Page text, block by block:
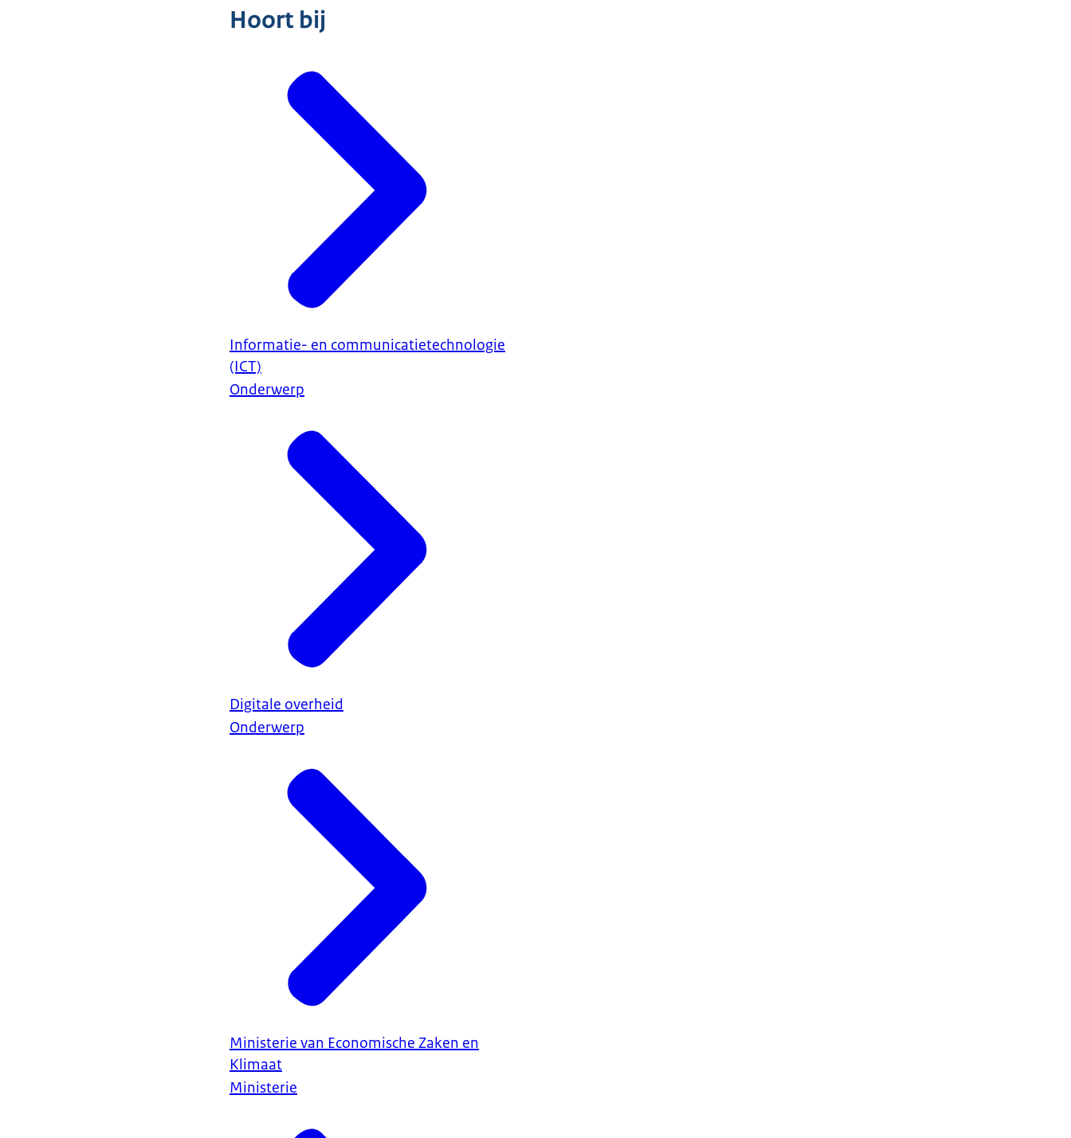
Hoort bij
Informatie- en communicatietechnologie
(ICT)
Onderwerp
Digitale overheid
Onderwerp
Ministerie van Economische Zaken en
Klimaat
Ministerie